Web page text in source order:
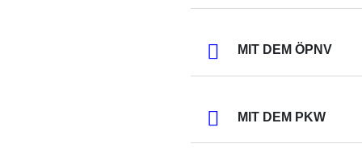
MIT DEM ÖPNV
MIT DEM PKW